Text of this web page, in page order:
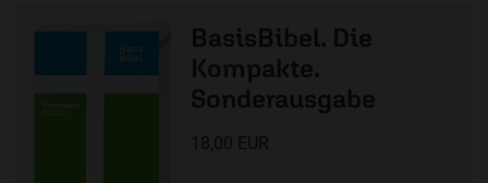
BasisBibel. Die
Kompakte.
Sonderausgabe
18,00 EUR